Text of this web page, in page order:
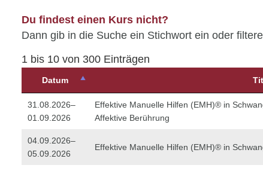
Du findest einen Kurs nicht?
Dann gib in die Suche ein Stichwort ein oder
1 bis 10 von 300 Einträgen
Datum
31.08.2026–
01.09.2026
Effektive Manuelle Hilfen (EMH)® in
Affektive Berührung
04.09.2026–
05.09.2026
Effektive Manuelle Hilfen (EMH)® in